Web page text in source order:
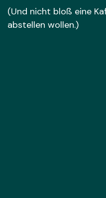
(Und nicht bloß eine
abstellen wollen.)